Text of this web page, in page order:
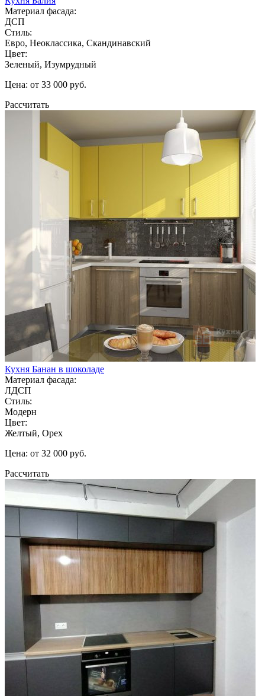
Материал фасада:
ДСП
Стиль:
Евро, Неоклассика, Скандинавский
Цвет:
Зеленый, Изумрудный
Цена: от 33 000 руб.
Рассчитать
Кухня Банан в шоколаде
Материал фасада:
ЛДСП
Стиль:
Модерн
Цвет:
Желтый, Орех
Цена: от 32 000 руб.
Рассчитать